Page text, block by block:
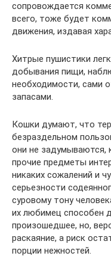
сопровождается
всего, тоже будет
движения, издавая
Хитрые пушистики
добывания пищи,
необходимости, сами
запасами.
Кошки думают, что
безраздельном
они не задумываются,
прочие предметы
никаких сожалений и
серьезности
суровому тону
их любимец способен
произошедшее, но,
раскаяние, а риск
порции нежностей.